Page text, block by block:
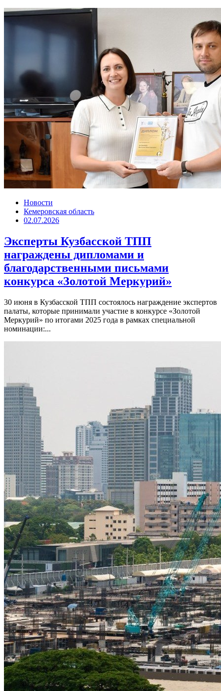
Новости
Кемеровская область
02.07.2026
Эксперты Кузбасской ТПП
награждены дипломами и
благодарственными письмами
конкурса «Золотой Меркурий»
30 июня в Кузбасской ТПП состоялось награждение экспертов
палаты, которые принимали участие в конкурсе «Золотой
Меркурий» по итогами 2025 года в рамках специальной
номинации:...